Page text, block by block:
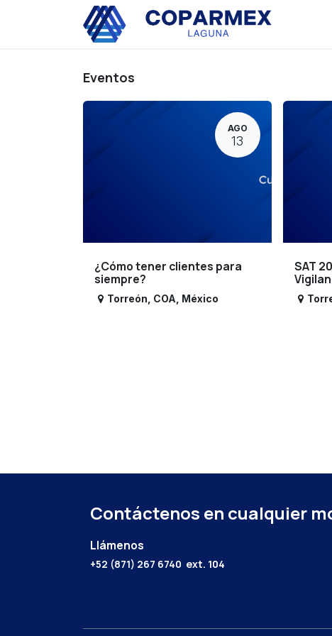
Eventos
AGO
13
¿Cómo tener clientes para
siempre?
Torreón COA México
SAT
Contáctenos en cualquier
Llámenos
+52 (871) 267 6740 ext. 104